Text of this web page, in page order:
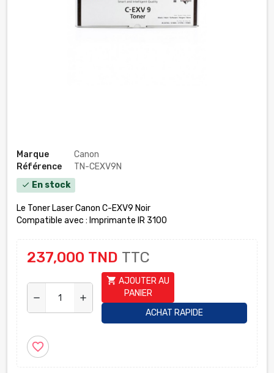
Marque
Canon
Référence
TN-CEXV9N
check En stock
Le Toner Laser Canon C-EXV9 Noir
Compatible avec : Imprimante IR 3100
237,000 TND TTC
remove add
shopping_cart AJOUTER AU
PANIER
ACHAT RAPIDE
favorite_border